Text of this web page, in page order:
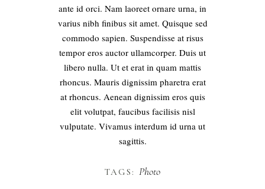
ante id orci. Nam laoreet ornare urna, in
varius nibh finibus sit amet. Quisque sed
commodo sapien. Suspendisse at risus
tempor eros auctor ullamcorper. Duis ut
libero nulla. Ut et erat in quam mattis
rhoncus. Mauris dignissim pharetra erat
at rhoncus. Aenean dignissim eros quis
elit volutpat, faucibus facilisis nisl
vulputate. Vivamus interdum id urna ut
sagittis.
TAGS: Photo